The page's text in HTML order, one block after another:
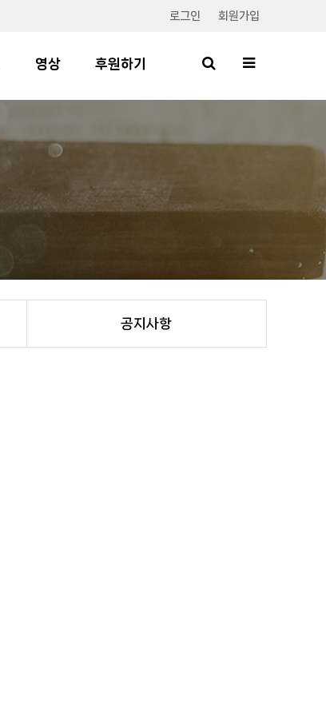
회원가입
로그인
영상 후원하기
공지사항